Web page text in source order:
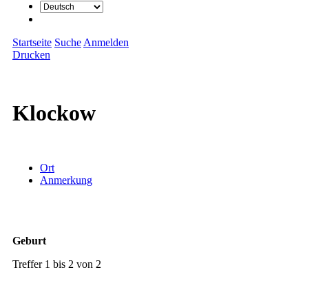
Startseite Suche Anmelden
Drucken
Klockow
Ort
Anmerkung
Geburt
Treffer 1 bis 2 von 2